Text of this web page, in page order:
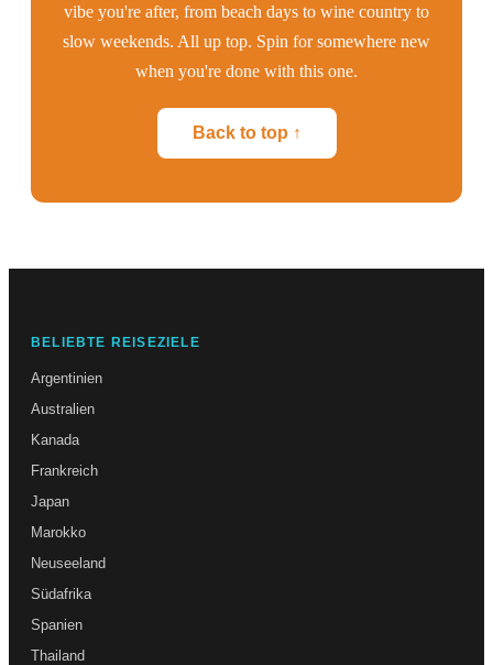
vibe you're after, from beach days to wine country to
slow weekends. All up top. Spin for somewhere new
when you're done with this one.
Back to top ↑
BELIEBTE REISEZIELE
Argentinien
Australien
Kanada
Frankreich
Japan
Marokko
Neuseeland
Südafrika
Spanien
Thailand